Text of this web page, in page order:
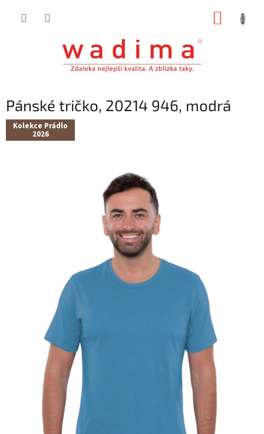
Pánské tričko, 20214 946, modrá
Kolekce Prádlo
2026